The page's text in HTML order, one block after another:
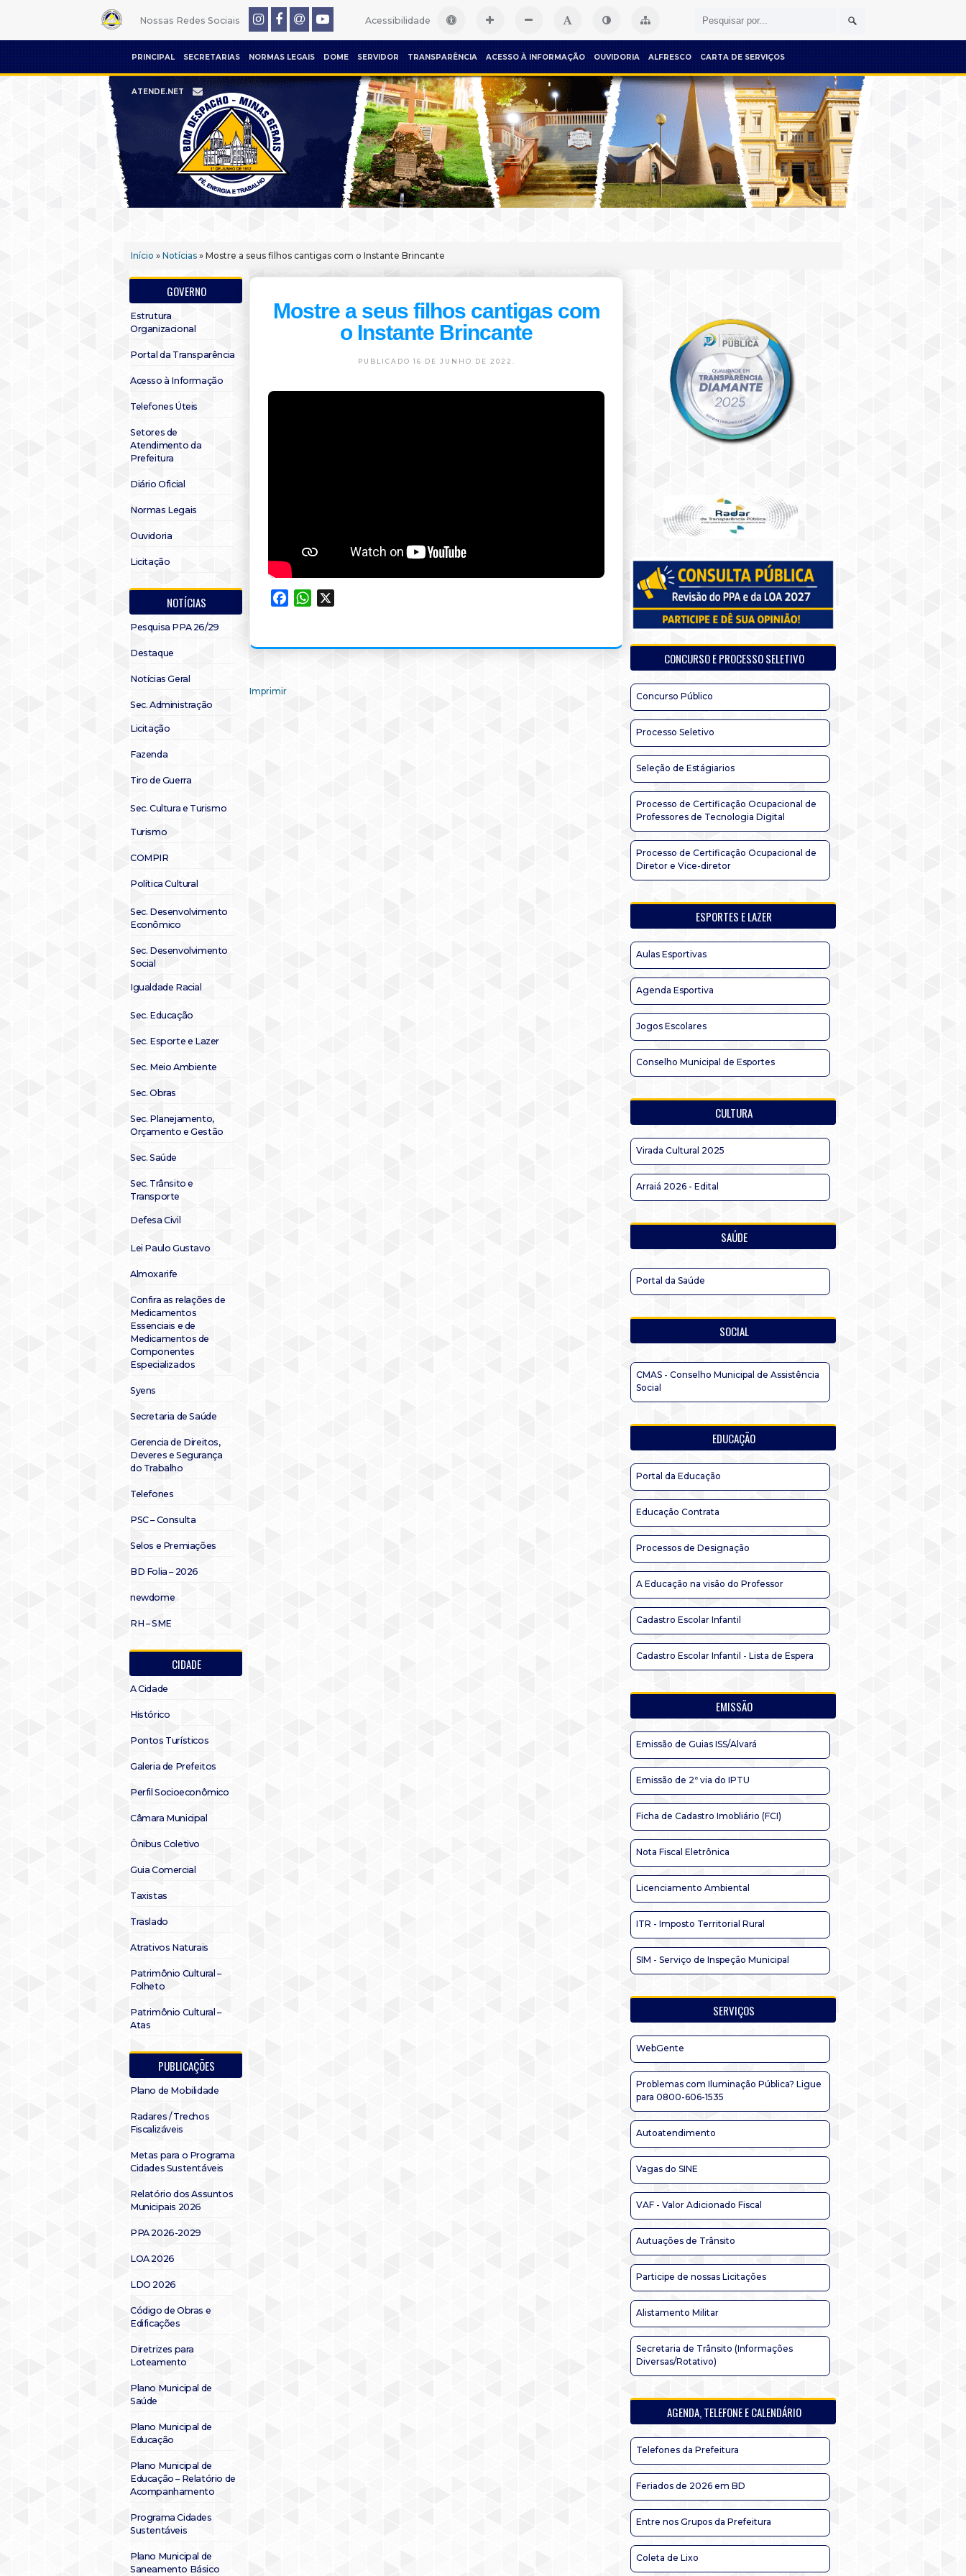
Nossas Redes Sociais Acessibilidade
PRINCIPAL SECRETARIAS NORMAS LEGAIS DOME SERVIDOR TRANSPARÊNCIA ACESSO À INFORMAÇÃO OUVIDORIA ALFRESCO CARTA DE SERVIÇOS
ATENDE.NET
Início » Notícias » Mostre a seus filhos cantigas com o Instante Brincante
GOVERNO
Estrutura
Organizacional
Portal da Transparência
Acesso à Informação
Telefones Úteis
Setores de
Atendimento da
Prefeitura
Diário Oficial
Normas Legais
Ouvidoria
Licitação
NOTÍCIAS
Pesquisa PPA 26/29
Destaque
Notícias Geral
Sec. Administração
Licitação
Fazenda
Tiro de Guerra
Sec. Cultura e Turismo
Turismo
COMPIR
Política Cultural
Sec. Desenvolvimento
Econômico
Sec. Desenvolvimento
Social
Igualdade Racial
Sec. Educação
Sec. Esporte e Lazer
Sec. Meio Ambiente
Sec. Obras
Sec. Planejamento,
Orçamento e Gestão
Sec. Saúde
Sec. Trânsito e
Transporte
Defesa Civil
Lei Paulo Gustavo
Almoxarife
Confira as relações de
Medicamentos
Essenciais e de
Medicamentos de
Componentes
Especializados
Syens
Secretaria de Saúde
Gerencia de Direitos,
Deveres e Segurança
do Trabalho
Telefones
PSC – Consulta
Selos e Premiações
BD Folia – 2026
newdome
RH – SME
CIDADE
A Cidade
Histórico
Pontos Turísticos
Galeria de Prefeitos
Perfil Socioeconômico
Câmara Municipal
Ônibus Coletivo
Guia Comercial
Taxistas
Traslado
Atrativos Naturais
Patrimônio Cultural –
Folheto
Patrimônio Cultural –
Atas
PUBLICAÇÕES
Plano de Mobilidade
Radares / Trechos
Fiscalizáveis
Metas para o Programa
Cidades Sustentáveis
Relatório dos Assuntos
Municipais 2026
PPA 2026-2029
LOA 2026
LDO 2026
Código de Obras e
Edificações
Diretrizes para
Loteamento
Plano Municipal de
Saúde
Plano Municipal de
Educação
Plano Municipal de
Educação – Relatório de
Acompanhamento
Programa Cidades
Sustentáveis
Plano Municipal de
Saneamento Básico
Mostre a seus filhos cantigas com
o Instante Brincante
PUBLICADO 16 DE JUNHO DE 2022.
FacebookWhatsApp
Imprimir
CONCURSO E PROCESSO SELETIVO
Concurso Público
Processo Seletivo
Seleção de Estágiarios
Processo de Certificação Ocupacional de
Professores de Tecnologia Digital
Processo de Certificação Ocupacional de
Diretor e Vice-diretor
ESPORTES E LAZER
Aulas Esportivas
Agenda Esportiva
Jogos Escolares
Conselho Municipal de Esportes
CULTURA
Virada Cultural 2025
Arraiá 2026 - Edital
SAÚDE
Portal da Saúde
SOCIAL
CMAS - Conselho Municipal de Assistência
Social
EDUCAÇÃO
Portal da Educação
Educação Contrata
Processos de Designação
A Educação na visão do Professor
Cadastro Escolar Infantil
Cadastro Escolar Infantil - Lista de Espera
EMISSÃO
Emissão de Guias ISS/Alvará
Emissão de 2ª via do IPTU
Ficha de Cadastro Imobliário (FCI)
Nota Fiscal Eletrônica
Licenciamento Ambiental
ITR - Imposto Territorial Rural
SIM - Serviço de Inspeção Municipal
SERVIÇOS
WebGente
Problemas com Iluminação Pública? Ligue
para 0800-606-1535
Autoatendimento
Vagas do SINE
VAF - Valor Adicionado Fiscal
Autuações de Trânsito
Participe de nossas Licitações
Alistamento Militar
Secretaria de Trânsito (Informações
Diversas/Rotativo)
AGENDA, TELEFONE E CALENDÁRIO
Telefones da Prefeitura
Feriados de 2026 em BD
Entre nos Grupos da Prefeitura
Coleta de Lixo